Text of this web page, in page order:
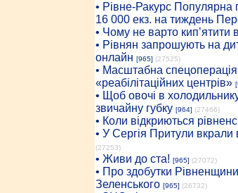
• Рiвне-Ракурс Популярна
16 000 екз. на тиждень
• Чому не варто кип’ятити
• Рівнян запрошують на
онлайн [965] (27525)
• Масштабна
«реабілітаційних центрів»
• Щоб овочі в
звичайну губку [964] (27466)
• Коли відкриються
• У Сергія Притули вкрали
(27253)
• Живи до ста! [965] (27072)
• Про здобутки
Зеленського [965] (26732)